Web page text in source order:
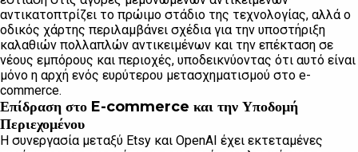
αντικατοπτρίζει το πρώιμο στάδιο της τεχνολογίας, αλλά ο
οδικός χάρτης περιλαμβάνει σχέδια για την υποστήριξη
καλαθιών πολλαπλών αντικειμένων και την επέκταση σε
νέους εμπόρους και περιοχές, υποδεικνύοντας ότι αυτό είναι
μόνο η αρχή ενός ευρύτερου μετασχηματισμού στο e-
commerce.
Επίδραση στο E-commerce και την Υποδομή
Περιεχομένου
Η συνεργασία μεταξύ Etsy και OpenAI έχει εκτεταμένες